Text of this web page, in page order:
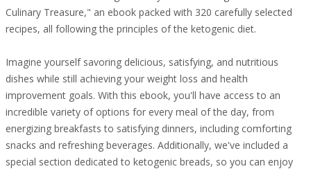
Culinary Treasure," an ebook packed with 320 carefully selected
recipes, all following the principles of the ketogenic diet.
Imagine yourself savoring delicious, satisfying, and nutritious
dishes while still achieving your weight loss and health
improvement goals. With this ebook, you'll have access to an
incredible variety of options for every meal of the day, from
energizing breakfasts to satisfying dinners, including comforting
snacks and refreshing beverages. Additionally, we've included a
special section dedicated to ketogenic breads, so you can enjoy